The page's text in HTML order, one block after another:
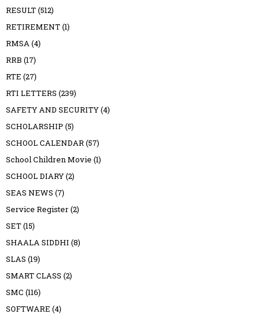
RESULT(512)
RETIREMENT(1)
RMSA(4)
RRB (17)
RTE (27)
RTI LETTERS (239)
SAFETY AND SECURITY(4)
SCHOLARSHIP (5)
SCHOOL CALENDAR(57)
School Children Movie (1)
SCHOOL DIARY(2)
SEAS NEWS (7)
Service Register(2)
SET(15)
SHAALA SIDDHI (8)
SLAS (19)
SMART CLASS (2)
SMC (116)
SOFTWARE (4)